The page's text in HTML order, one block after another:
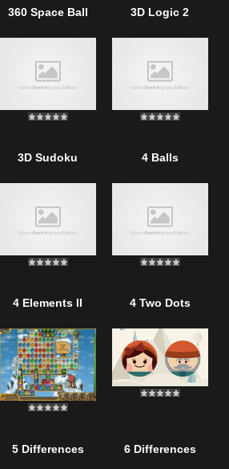
360 Space Ball 3D Logic 2
3D Sudoku 4 Balls
4 Elements II 4 Two Dots
5 Differences 6 Differences